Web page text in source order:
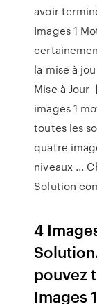
avoir
Images 1
la mise à
Mise à Jour
images 1
toutes les
quatre
niveaux ...
Solution
4
pouvez
Images